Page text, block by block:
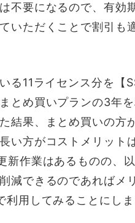
不要になるので、有効
いただくことで割引も
る11ライセンス分を【
とめ買いプランの3年
結果、まとめ買いの方
い方がコストメリット
新作業はあるものの、
減できるのであればメ
用してみることにしま